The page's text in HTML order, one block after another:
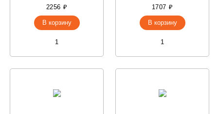
2256 ₽
В корзину
1707 ₽
В корзину